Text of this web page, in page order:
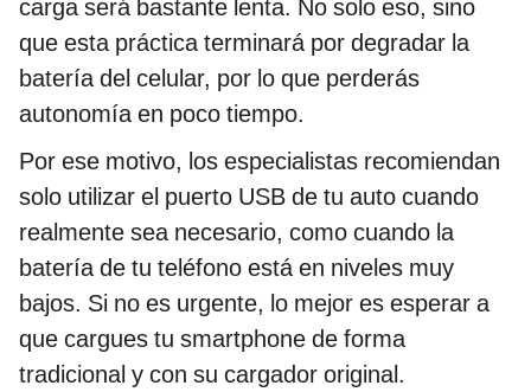
carga será bastante lenta. No solo eso, sino
que esta práctica terminará por degradar la
batería del celular, por lo que perderás
autonomía en poco tiempo.
Por ese motivo, los especialistas recomiendan
solo utilizar el puerto USB de tu auto cuando
realmente sea necesario, como cuando la
batería de tu teléfono está en niveles muy
bajos. Si no es urgente, lo mejor es esperar a
que cargues tu smartphone de forma
tradicional y con su cargador original.